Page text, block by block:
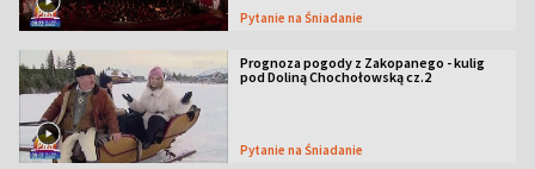
Pytanie na Śniadanie
Prognoza pogody z Zakopanego - kulig
pod Doliną Chochołowską cz.2
Pytanie na Śniadanie